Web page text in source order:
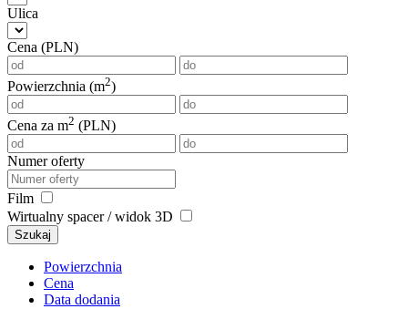
Ulica
Cena (PLN)
Powierzchnia (m2)
Cena za m2 (PLN)
Numer oferty
Film
Wirtualny spacer / widok 3D
Szukaj
Powierzchnia
Cena
Data dodania